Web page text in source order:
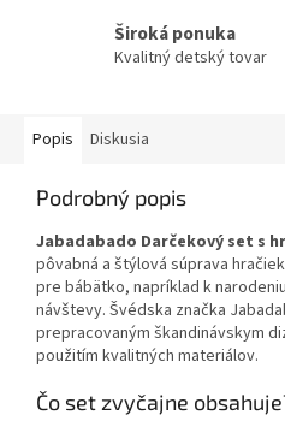
Široká ponuka
Kvalitný detský tovar
Popis Diskusia
Podrobný popis
Jabadabado Darčekový set s
pôvabná a štýlová súprava
pre bábätko, napríklad k
návštevy. Švédska značka
prepracovaným škandinávskym
použitím kvalitných materiálov.
Čo set zvyčajne